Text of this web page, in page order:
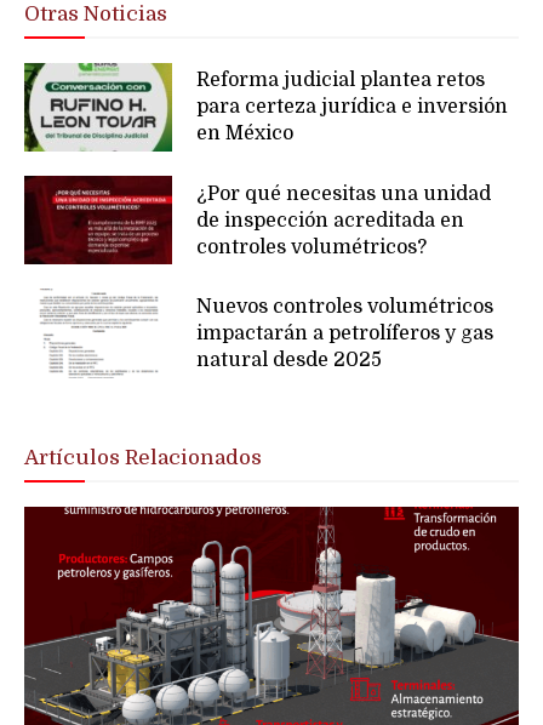
Otras Noticias
Reforma judicial plantea retos
para certeza jurídica e inversión
en México
¿Por qué necesitas una unidad
de inspección acreditada en
controles volumétricos?
Nuevos controles volumétricos
impactarán a petrolíferos y gas
natural desde 2025
Artículos Relacionados